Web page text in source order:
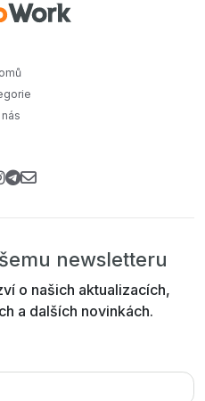
nás
newsletteru
o našich aktualizacích,
a dalších novinkách.